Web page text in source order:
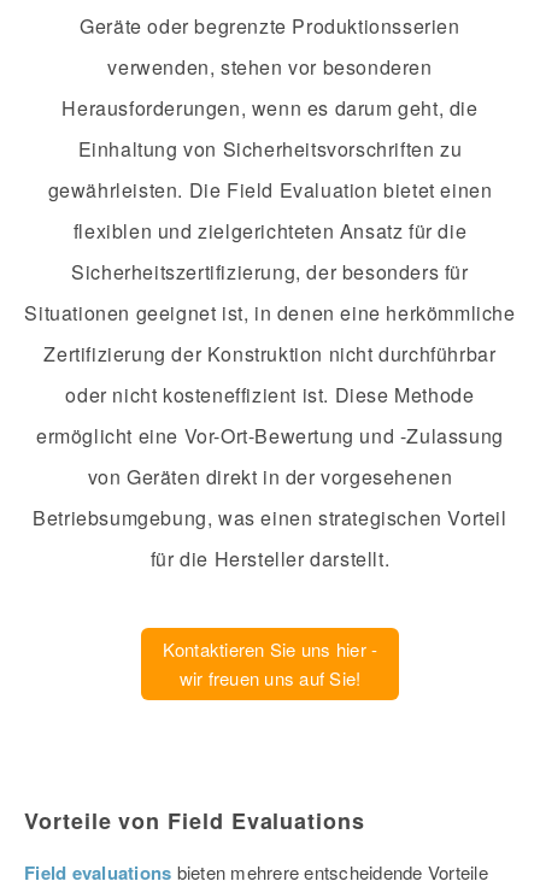
Geräte oder begrenzte Produktionsserien
verwenden, stehen vor besonderen
Herausforderungen, wenn es darum geht, die
Einhaltung von Sicherheitsvorschriften zu
gewährleisten. Die Field Evaluation bietet einen
flexiblen und zielgerichteten Ansatz für die
Sicherheitszertifizierung, der besonders für
Situationen geeignet ist, in denen eine herkömmliche
Zertifizierung der Konstruktion nicht durchführbar
oder nicht kosteneffizient ist. Diese Methode
ermöglicht eine Vor-Ort-Bewertung und -Zulassung
von Geräten direkt in der vorgesehenen
Betriebsumgebung, was einen strategischen Vorteil
für die Hersteller darstellt.
Kontaktieren Sie uns hier -
wir freuen uns auf Sie!
Vorteile von Field Evaluations
Field evaluations bieten mehrere entscheidende Vorteile